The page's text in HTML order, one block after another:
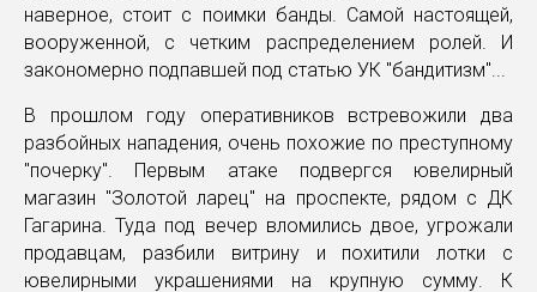
наверное, стоит с поимки банды. Самой настоящей,
вооруженной, с четким распределением ролей. И
закономерно подпавшей под статью УК "бандитизм"...
В прошлом году оперативников встревожили два
разбойных нападения, очень похожие по преступному
"почерку". Первым атаке подвергся ювелирный
магазин "Золотой ларец" на проспекте, рядом с ДК
Гагарина. Туда под вечер вломились двое, угрожали
продавцам, разбили витрину и похитили лотки с
ювелирными украшениями на крупную сумму. К